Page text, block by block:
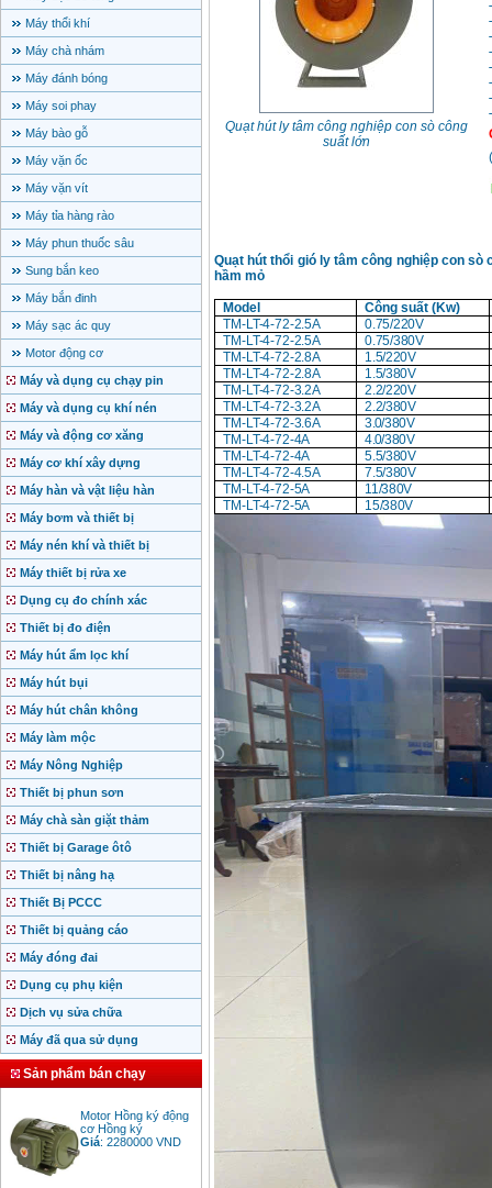
Máy thổi khí
Máy chà nhám
Máy đánh bóng
Máy soi phay
Máy bào gỗ
Máy vặn ốc
Máy vặn vít
Máy tỉa hàng rào
Máy phun thuốc sâu
Sung bắn keo
Máy bắn đinh
Máy sạc ác quy
Motor động cơ
Máy và dụng cụ chạy pin
Máy và dụng cụ khí nén
Máy và động cơ xăng
Máy cơ khí xây dựng
Máy hàn và vật liệu hàn
Máy bơm và thiết bị
Máy nén khí và thiết bị
Máy thiết bị rửa xe
Dụng cụ đo chính xác
Thiết bị đo điện
Máy hút ẩm lọc khí
Máy hút bụi
Máy hút chân không
Máy làm mộc
Máy Nông Nghiệp
Thiết bị phun sơn
Máy chà sàn giặt thảm
Thiết bị Garage ôtô
Thiết bị nâng hạ
Thiết Bị PCCC
Thiết bị quảng cáo
Máy đóng đai
Dụng cụ phụ kiện
Dịch vụ sửa chữa
Máy đã qua sử dụng
Sản phẩm bán chạy
cơ Hồng ký
Giá:2280000 VND
Quạt hút ly tâm công nghiệp con sò công
suất lớn
(
Quạt hút thổi gió ly tâm công nghiệp con
hầm mỏ
Model
Công suất (Kw)
TM-LT-4-72-2.5A 0.75/220V
TM-LT-4-72-2.5A 0.75/380V
TM-LT-4-72-2.8A 1.5/220V
TM-LT-4-72-2.8A 1.5/380V
TM-LT-4-72-3.2A 2.2/220V
TM-LT-4-72-3.2A 2.2/380V
TM-LT-4-72-3.6A 3.0/380V
TM-LT-4-72-4A 4.0/380V
TM-LT-4-72-4A 5.5/380V
TM-LT-4-72-4.5A 7.5/380V
TM-LT-4-72-5A 11/380V
TM-LT-4-72-5A 15/380V